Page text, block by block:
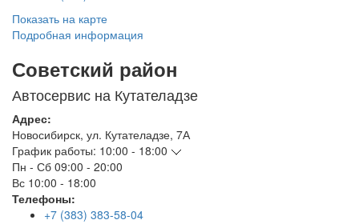
Показать на карте
Подробная информация
Советский район
Автосервис на Кутателадзе
Адрес:
Новосибирск, ул. Кутателадзе, 7А
График работы: 10:00 - 18:00
Пн - Сб 09:00 - 20:00
Вс 10:00 - 18:00
Телефоны:
+7 (383) 383-58-04